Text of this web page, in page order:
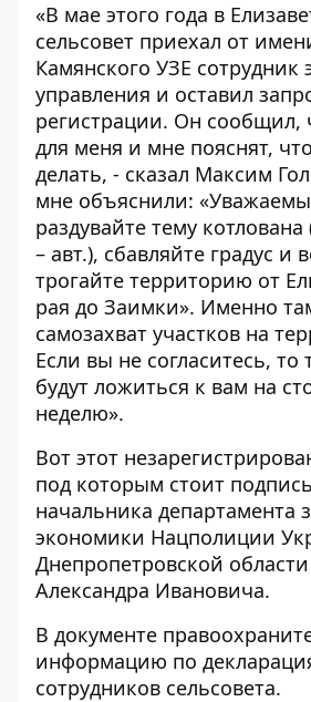
«В мае этого года в
сельсовет приехал от
Камянского УЗЕ сотрудник
управления и оставил
регистрации. Он сообщил,
для меня и мне пояснят,
делать, - сказал Максим
мне объяснили:
раздувайте тему котлована
– авт.), сбавляйте градус и
трогайте территорию от
рая до Заимки». Именно
самозахват участков на
Если вы не согласитесь, то
будут ложиться к вам на
неделю».
Вот этот
под которым стоит подпись
начальника департамента
экономики Нацполиции
Днепропетровской области
Александра Ивановича.
В документе
информацию по
сотрудников сельсовета.